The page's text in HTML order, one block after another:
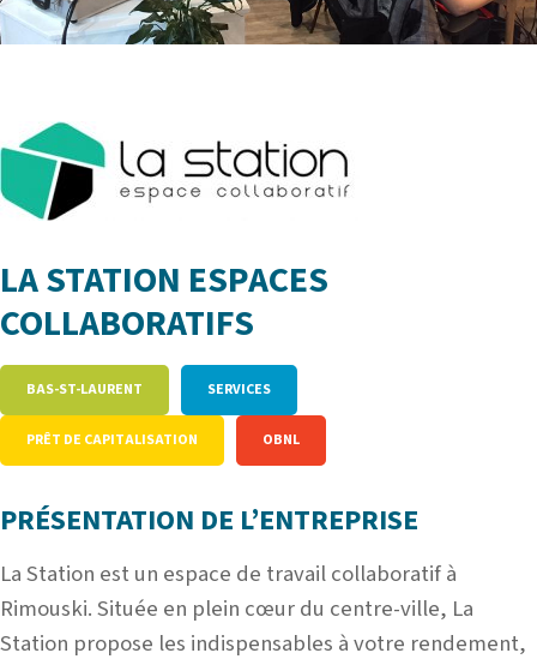
LA STATION ESPACES
COLLABORATIFS
BAS-ST-LAURENT SERVICES
PRÊT DE CAPITALISATION OBNL
PRÉSENTATION DE L’ENTREPRISE
La Station est un espace de travail collaboratif à
Rimouski. Située en plein cœur du centre-ville, La
Station propose les indispensables à votre rendement,